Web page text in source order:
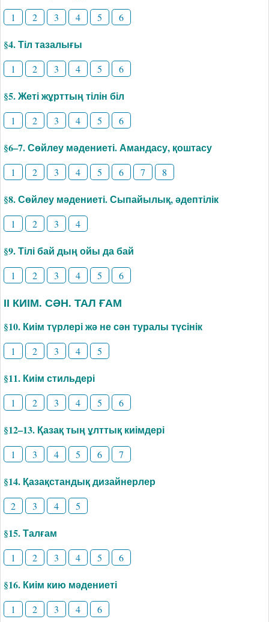
1 2 3 4 5 6
§4. Тіл тазалығы
1 2 3 4 5 6
§5. Жеті жұрттың тілін біл
1 2 3 4 5 6
§6–7. Сөйлеу мәдениеті. Амандасу, қоштасу
1 2 3 4 5 6 7 8
§8. Сөйлеу мәдениеті. Сыпайылық, әдептілік
1 2 3 4
§9. Тілі бай дың ойы да бай
1 2 3 4 5 6
ІІ КИІМ. СӘН. ТАЛ ҒАМ
§10. Киім түрлері жә не сән туралы түсінік
1 2 3 4 5
§11. Киім стильдері
1 2 3 4 5 6
§12–13. Қазақ тың ұлттық киімдері
1 3 4 5 6 7
§14. Қазақстандық дизайнерлер
2 3 4 5
§15. Талғам
1 2 3 4 5 6
§16. Киім кию мәдениеті
1 2 3 4 6